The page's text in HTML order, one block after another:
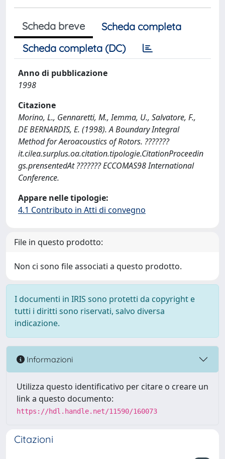
Scheda breve
Scheda completa
Scheda completa (DC)
Anno di pubblicazione
1998
Citazione
Morino, L., Gennaretti, M., Iemma, U., Salvatore, F.,
DE BERNARDIS, E. (1998). A Boundary Integral
Method for Aeroacoustics of Rotors. ???????
it.cilea.surplus.oa.citation.tipologie.CitationProceedin
gs.prensentedAt ??????? ECCOMAS98 International
Conference.
Appare nelle tipologie:
4.1 Contributo in Atti di convegno
File in questo prodotto:
Non ci sono file associati a questo prodotto.
I documenti in IRIS sono protetti da copyright e
tutti i diritti sono riservati, salvo diversa
indicazione.
Informazioni
Utilizza questo identificativo per citare o creare un
link a questo documento:
https://hdl.handle.net/11590/160073
Citazioni